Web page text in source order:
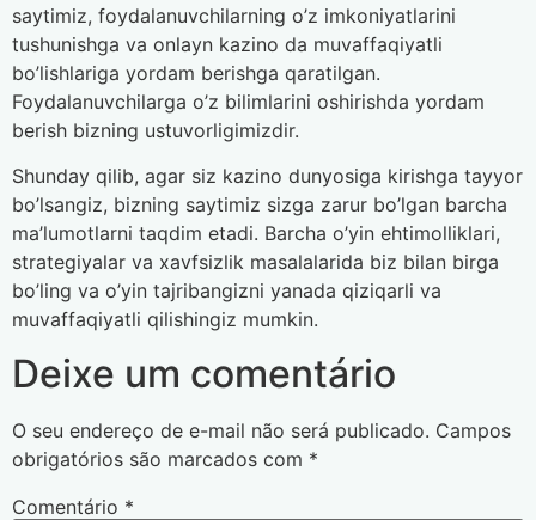
saytimiz, foydalanuvchilarning o’z imkoniyatlarini
tushunishga va onlayn kazino da muvaffaqiyatli
bo’lishlariga yordam berishga qaratilgan.
Foydalanuvchilarga o’z bilimlarini oshirishda yordam
berish bizning ustuvorligimizdir.
Shunday qilib, agar siz kazino dunyosiga kirishga tayyor
bo’lsangiz, bizning saytimiz sizga zarur bo’lgan barcha
ma’lumotlarni taqdim etadi. Barcha o’yin ehtimolliklari,
strategiyalar va xavfsizlik masalalarida biz bilan birga
bo’ling va o’yin tajribangizni yanada qiziqarli va
muvaffaqiyatli qilishingiz mumkin.
Deixe um comentário
O seu endereço de e-mail não será publicado. Campos
obrigatórios são marcados com *
Comentário *